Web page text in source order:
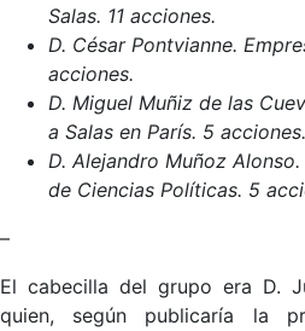
Salas. 11 acciones.
D. César Pontvianne.
acciones.
D. Miguel Muñiz de las
a Salas en París. 5 acciones.
D. Alejandro Muñoz
de Ciencias Políticas. 5
–
El cabecilla del grupo era D.
quien, según publicaría la